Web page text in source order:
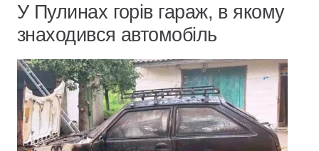
У Пулинах горів гараж, в якому
знаходився автомобіль